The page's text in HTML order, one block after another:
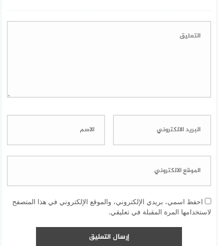
احفظ اسمي، بريدي الإلكتروني، والموقع الإلكتروني في هذا المتصفح
لاستخدامها المرة المقبلة في تعليقي.